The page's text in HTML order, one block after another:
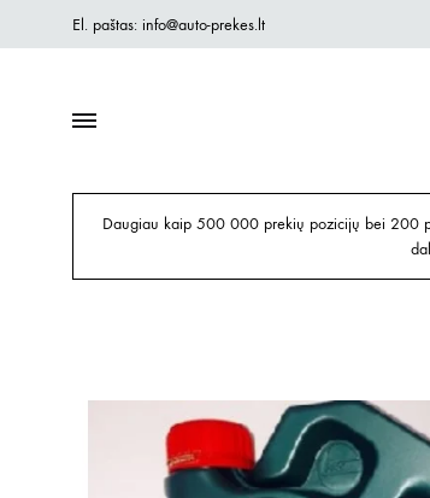
El. paštas: info@auto-prekes.lt
Daugiau kaip 500 000 prekių pozicijų bei 200